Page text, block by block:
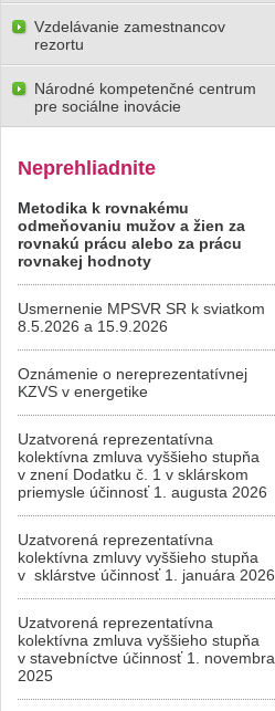
Vzdelávanie zamestnancov
rezortu
Národné kompetenčné centrum
pre sociálne inovácie
Neprehliadnite
Metodika k rovnakému
odmeňovaniu mužov a žien za
rovnakú prácu alebo za prácu
rovnakej hodnoty
Usmernenie MPSVR SR k sviatkom
8.5.2026 a 15.9.2026
Oznámenie o nereprezentatívnej
KZVS v energetike
Uzatvorená reprezentatívna
kolektívna zmluva vyššieho stupňa
v znení Dodatku č. 1 v sklárskom
priemysle účinnosť 1. augusta 2026
Uzatvorená reprezentatívna
kolektívna zmluvy vyššieho stupňa
v sklárstve účinnosť 1. januára 2026
Uzatvorená reprezentatívna
kolektívna zmluva vyššieho stupňa
v stavebníctve účinnosť 1. novembra
2025